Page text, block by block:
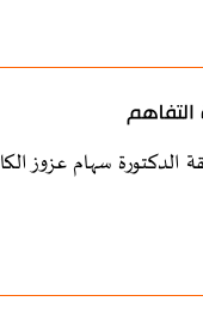
التفاهم
سهام عزوز